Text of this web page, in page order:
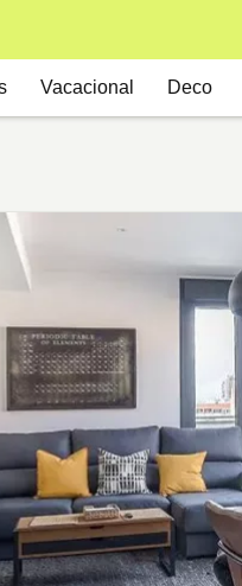
Vacacional Deco